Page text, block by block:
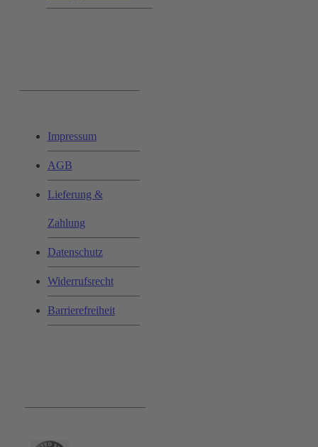
Impressum
AGB
Lieferung &
Zahlung
Datenschutz
Widerrufsrecht
Barrierefreiheit